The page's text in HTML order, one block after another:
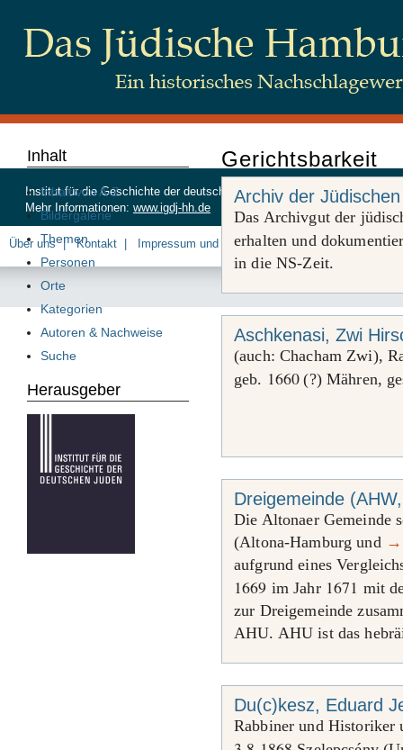
Gerichtsbarkeit
Archiv der
Das Archivgut der
erhalten und
in die NS-Zeit.
Aschkenasi, Zwi
(auch: Chacham Zwi),
geb. 1660(?) Mähren,
Dreigemeinde
Die Altonaer Gemeinde
(Altona-Hamburg und →
aufgrund eines
1669 im Jahr 1671 mit
zur Dreigemeinde
AHU. AHU ist das
Du(c)kesz, Eduard
Rabbiner und Historiker
Inhalt
Inhalt von A-Z
Bildergalerie
Themen
Personen
Orte
Kategorien
Autoren & Nachweise
Suche
Herausgeber
Institut für die Geschichte der deutschen Juden, Beim Schlump 83,
Mehr Informationen: www.igdj-hh.de
Über uns Kontakt Impressum und Datenschutz